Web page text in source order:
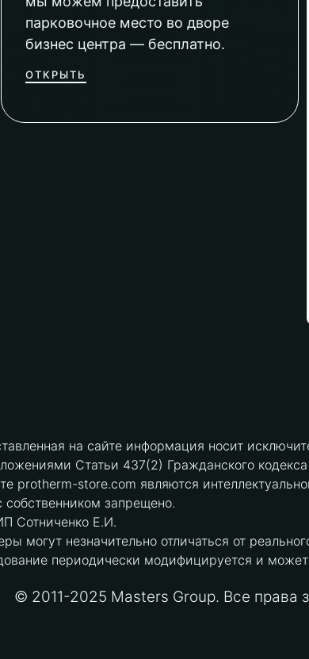
парковочное место во дворе
бизнес центра — бесплатно.
ОТКРЫТЬ
на сайте информация носит
Статьи 437(2) Гражданского
protherm-store.com являются
собственником запрещено.
Сотниченко Е.И.
могут незначительно отличаться от
периодически модифицируется и может
© 2011-2025 Masters Group. Все права